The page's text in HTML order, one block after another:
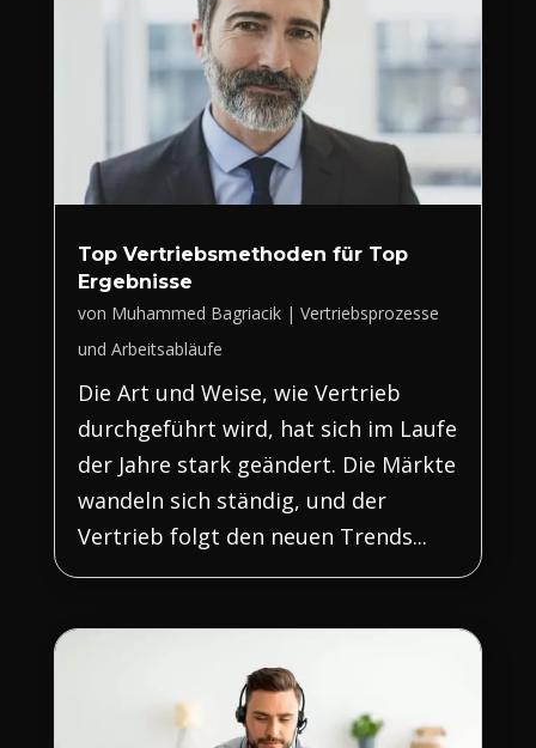
Top Vertriebsmethoden für Top
Ergebnisse
von Muhammed Bagriacik| Vertriebsprozesse
und Arbeitsabläufe
Die Art und Weise, wie Vertrieb
durchgeführt wird, hat sich im Laufe
der Jahre stark geändert. Die Märkte
wandeln sich ständig, und der
Vertrieb folgt den neuen Trends...